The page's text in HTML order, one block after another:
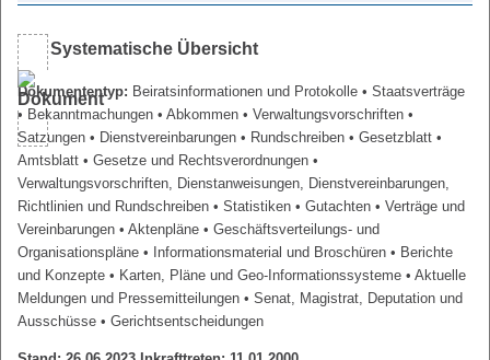
Systematische Übersicht
Dokumententyp: Beiratsinformationen und Protokolle • Staatsverträge
• Bekanntmachungen • Abkommen • Verwaltungsvorschriften •
Satzungen • Dienstvereinbarungen • Rundschreiben • Gesetzblatt •
Amtsblatt • Gesetze und Rechtsverordnungen •
Verwaltungsvorschriften, Dienstanweisungen, Dienstvereinbarungen,
Richtlinien und Rundschreiben • Statistiken • Gutachten • Verträge und
Vereinbarungen • Aktenpläne • Geschäftsverteilungs- und
Organisationspläne • Informationsmaterial und Broschüren • Berichte
und Konzepte • Karten, Pläne und Geo-Informationssysteme • Aktuelle
Meldungen und Pressemitteilungen • Senat, Magistrat, Deputation und
Ausschüsse • Gerichtsentscheidungen